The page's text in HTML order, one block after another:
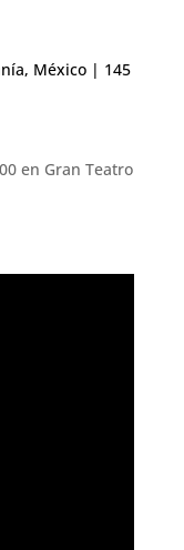
México | 145
en Gran Teatro